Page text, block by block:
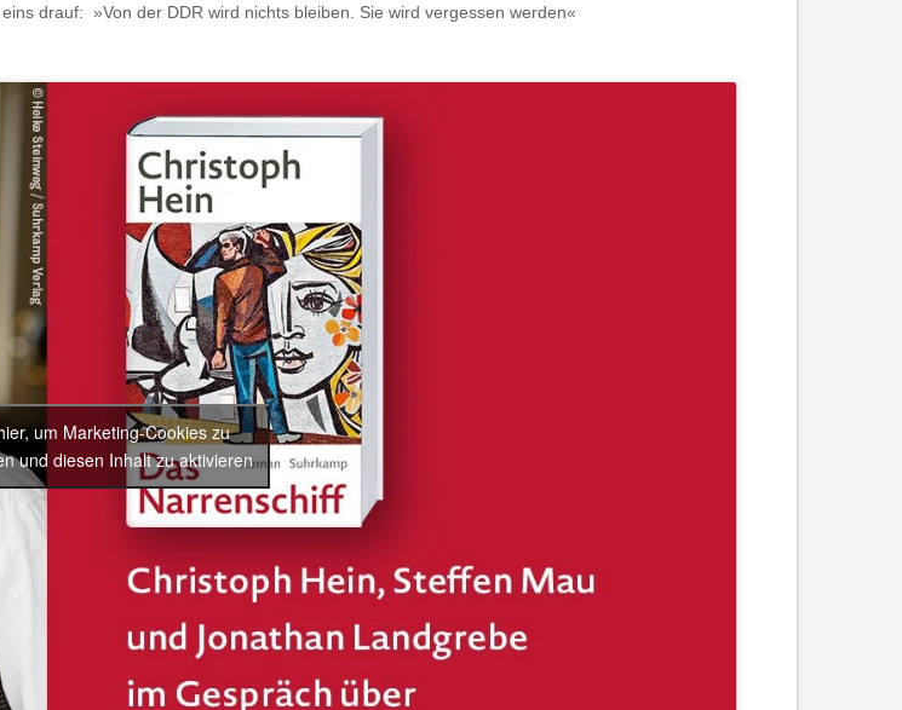
drauf: »Von der DDR wird nichts bleiben. Sie wird vergessen werden«
um Marketing-Cookies zu
und diesen Inhalt zu aktivieren